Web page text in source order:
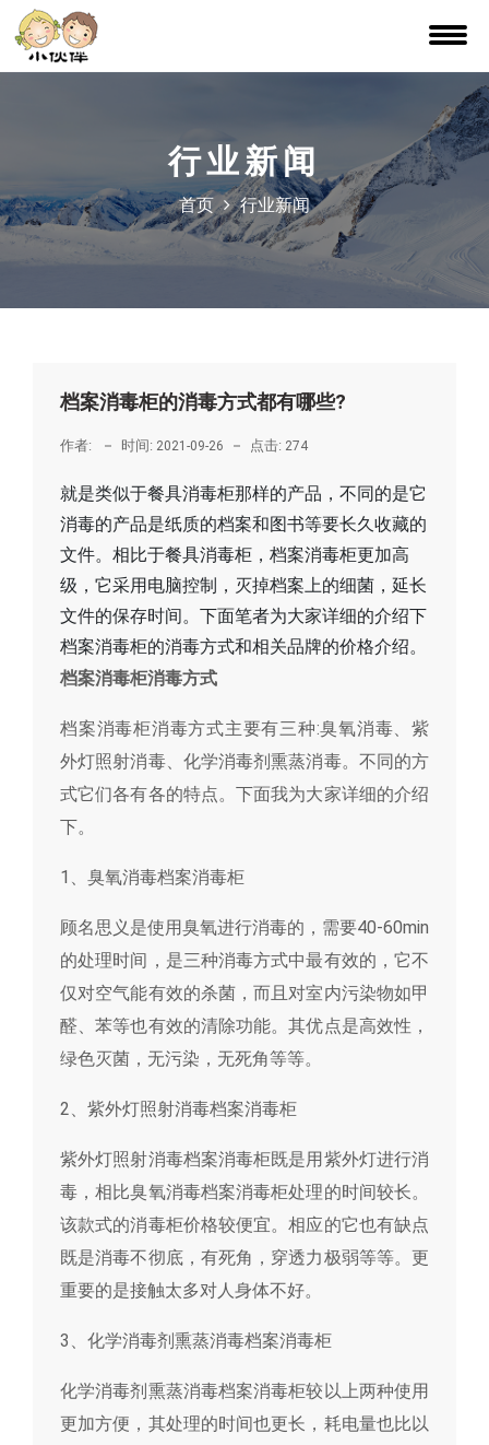
行业新闻
首页 行业新闻
档案消毒柜的消毒方式都有哪些?
作者: 时间: 2021-09-26 点击: 274
就是类似于餐具消毒柜那样的产品，不同的是它
消毒的产品是纸质的档案和图书等要长久收藏的
文件。相比于餐具消毒柜，档案消毒柜更加高
级，它采用电脑控制，灭掉档案上的细菌，延长
文件的保存时间。下面笔者为大家详细的介绍下
档案消毒柜的消毒方式和相关品牌的价格介绍。
档案消毒柜消毒方式
档案消毒柜消毒方式主要有三种:臭氧消毒、紫
外灯照射消毒、化学消毒剂熏蒸消毒。不同的方
式它们各有各的特点。下面我为大家详细的介绍
下。
1、臭氧消毒档案消毒柜
顾名思义是使用臭氧进行消毒的，需要40-60min
的处理时间，是三种消毒方式中最有效的，它不
仅对空气能有效的杀菌，而且对室内污染物如甲
醛、苯等也有效的清除功能。其优点是高效性，
绿色灭菌，无污染，无死角等等。
2、紫外灯照射消毒档案消毒柜
紫外灯照射消毒档案消毒柜既是用紫外灯进行消
毒，相比臭氧消毒档案消毒柜处理的时间较长。
该款式的消毒柜价格较便宜。相应的它也有缺点
既是消毒不彻底，有死角，穿透力极弱等等。更
重要的是接触太多对人身体不好。
3、化学消毒剂熏蒸消毒档案消毒柜
化学消毒剂熏蒸消毒档案消毒柜较以上两种使用
更加方便，其处理的时间也更长，耗电量也比以